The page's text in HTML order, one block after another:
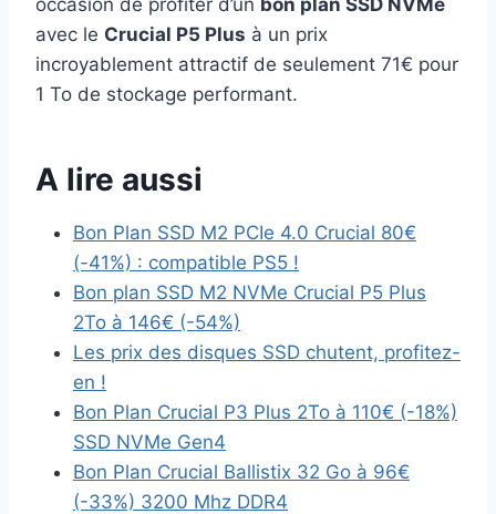
occasion de profiter d’un bon plan SSD NVMe
avec le Crucial P5 Plus à un prix
incroyablement attractif de seulement 71€ pour
1 To de stockage performant.
A lire aussi
Bon Plan SSD M2 PCIe 4.0 Crucial 80€
(-41%) : compatible PS5 !
Bon plan SSD M2 NVMe Crucial P5 Plus
2To à 146€ (-54%)
Les prix des disques SSD chutent, profitez-
en !
Bon Plan Crucial P3 Plus 2To à 110€ (-18%)
SSD NVMe Gen4
Bon Plan Crucial Ballistix 32 Go à 96€
(-33%) 3200 Mhz DDR4